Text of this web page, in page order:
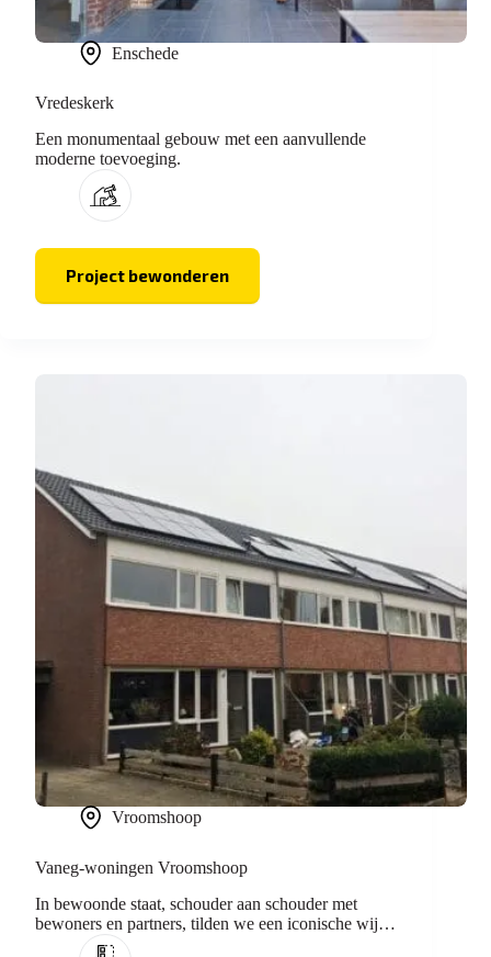
Enschede
Vredeskerk
Een monumentaal gebouw met een aanvullende
moderne toevoeging.
Project bewonderen
Vredeskerk
Vroomshoop
Vaneg-woningen Vroomshoop
In bewoonde staat, schouder aan schouder met
bewoners en partners, tilden we een iconische wijk
naar de toekomst.